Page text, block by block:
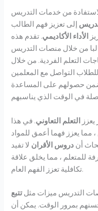
من خدمات التدريس
إلى تعزيز فهم الطالب
الأداء الأكاديمي. تقدم هذه
من خلال منصات التدريس
التعلم الفردية. من خلال
التواصل مع المعلمين
حصولهم على المساعدة
التعلم التعاوني. في هذا
مما يعزز فهما أعمق للمواد
أن دروس الأقران لا تفيد
للمتعلم ، مما يخلق علاقة
تكافلية تعزز الفهم العام.
التدريس ميزات مثلتتبع
بمرور الوقت. يمكن أن